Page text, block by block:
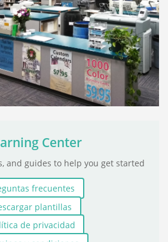
Center
and guides to help you get started
frecuentes
plantillas
de privacidad